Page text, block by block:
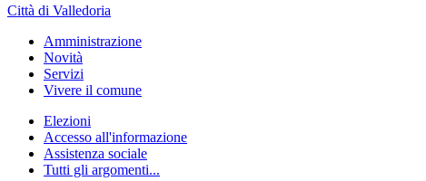
Città di Valledoria
Amministrazione
Novità
Servizi
Vivere il comune
Elezioni
Accesso all'informazione
Assistenza sociale
Tutti gli argomenti...